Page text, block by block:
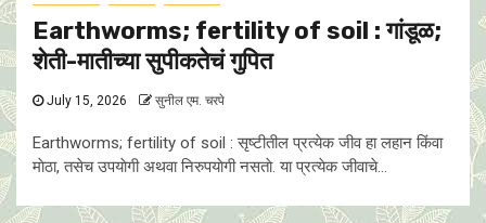
Earthworms; fertility of soil : गांडूळ;
शेती-मातीच्या सुपीकतेचं गुपित
July 15, 2026 सुनील एम. चरपे
Earthworms; fertility of soil : सृष्टीतील प्रत्येक जीव हा लहान किंवा
माेठा, तसेच उपयाेगी अथवा निरुपयाेगी नसताे. या प्रत्येक जीवाचे...